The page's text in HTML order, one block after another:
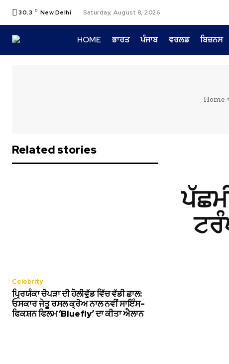
30.3 C New Delhi Saturday, August 8, 2026
HOME ਭਾਰਤ ਪੰਜਾਬ ਵਰਲਡ ਬਿਜ਼ਨਸ
Home
Related stories
Celebrity
ਪ੍ਰਿਯੰਕਾ ਚੋਪੜਾ ਦੀ ਹੋਲੀਵੁੱਡ ਵਿੱਚ ਵੱਡੀ ਛਾਲ:
ਓਸਕਾਰ ਜੇਤੂ ਰਸਲ ਕ੍ਰੋਅ ਨਾਲ ਨਵੀਂ ਸਾਇੰਸ-
ਫਿਕਸ਼ਨ ਫਿਲਮ ‘Bluefly’ ਦਾ ਕੀਤਾ ਐਲਾਨ